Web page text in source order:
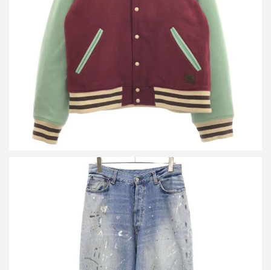
スタジャン FA-UX-OUTW000104
アクネストゥディオズ 2023M FN Trafalgar トラファルガー スーパ
ーバギーフィットジーンズ デニムパンツ